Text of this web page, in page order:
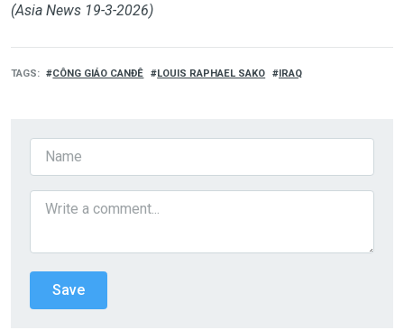
(Asia News 19-3-2026)
TAGS CÔNG GIÁO CANĐÊ LOUIS RAPHAEL SAKO IRAQ